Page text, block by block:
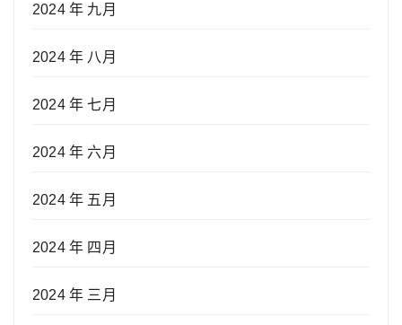
2024 年 九月
2024 年 八月
2024 年 七月
2024 年 六月
2024 年 五月
2024 年 四月
2024 年 三月